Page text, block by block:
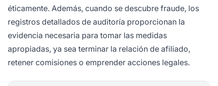
éticamente. Además, cuando se descubre fraude, los
registros detallados de auditoría proporcionan la
evidencia necesaria para tomar las medidas
apropiadas, ya sea terminar la relación de afiliado,
retener comisiones o emprender acciones legales.